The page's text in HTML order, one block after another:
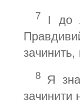
7 І до
зачинить,
8 Я
зачинити